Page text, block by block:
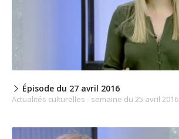
Épisode du 27 avril 2016
Actualités culturelles - semaine du 25 avril 2016